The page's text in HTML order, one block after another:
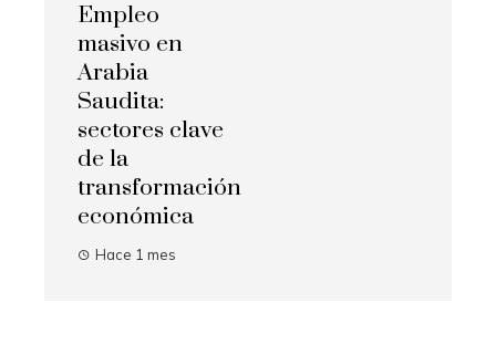
Empleo
masivo en
Arabia
Saudita:
sectores clave
de la
transformación
económica
Hace 1 mes